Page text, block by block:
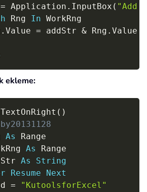
= Application . InputBox ( "Add
Rng In WorkRng
. Value = addStr & Rng .
ekleme:
( )
As
As
As
String
Resume
Next
=
"KutoolsforExcel"